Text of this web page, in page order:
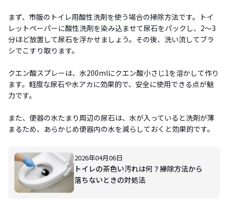
まず、市販のトイレ用酸性洗剤を使う場合の掃除方法です。トイ
レットペーパーに酸性洗剤を染み込ませて尿石をパックし、2〜3
分ほど放置して尿石を浮かせましょう。その後、洗い流してブラ
シでこすり取ります。
クエン酸スプレーは、水200mlにクエン酸小さじ1を溶かして作り
ます。軽度な尿石や水アカに効果的で、安全に使用できる点が魅
力です。
また、便器の水たまり周辺の尿石は、水が入っていると洗剤が薄
まるため、あらかじめ便器内の水を減らしておくと効果的です。
2026年04月06日
トイレの茶色い汚れは何？掃除方法から
落ちないときの対処法